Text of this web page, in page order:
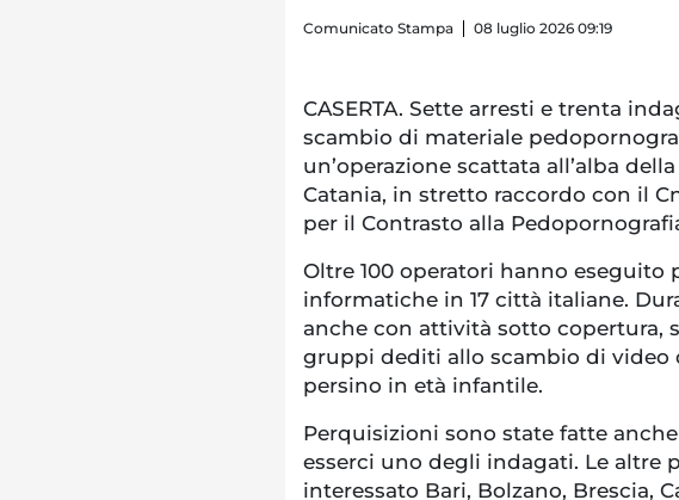
Comunicato Stampa 08 luglio 2026 09:19
CASERTA. Sette arresti e trenta
scambio di materiale
un’operazione scattata all’alba
Catania, in stretto raccordo con il
per il Contrasto alla
Oltre 100 operatori hanno eseguito
informatiche in 17 città italiane.
anche con attività sotto copertura,
gruppi dediti allo scambio di video
persino in età infantile.
Perquisizioni sono state fatte
esserci uno degli indagati. Le altre
interessato Bari, Bolzano, Brescia,